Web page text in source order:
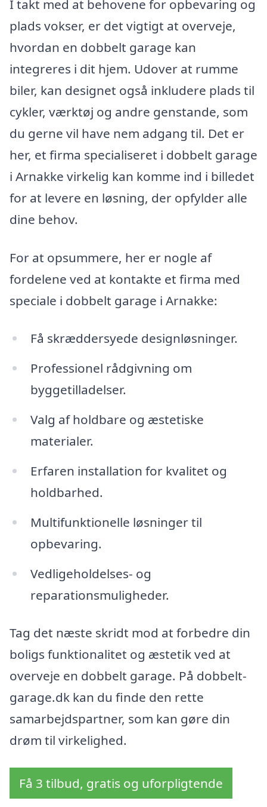
I takt med at behovene for opbevaring og
plads vokser, er det vigtigt at overveje,
hvordan en dobbelt garage kan
integreres i dit hjem. Udover at rumme
biler, kan designet også inkludere plads til
cykler, værktøj og andre genstande, som
du gerne vil have nem adgang til. Det er
her, et firma specialiseret i dobbelt garage
i Arnakke virkelig kan komme ind i billedet
for at levere en løsning, der opfylder alle
dine behov.
For at opsummere, her er nogle af
fordelene ved at kontakte et firma med
speciale i dobbelt garage i Arnakke:
Få skræddersyede designløsninger.
Professionel rådgivning om
byggetilladelser.
Valg af holdbare og æstetiske
materialer.
Erfaren installation for kvalitet og
holdbarhed.
Multifunktionelle løsninger til
opbevaring.
Vedligeholdelses- og
reparationsmuligheder.
Tag det næste skridt mod at forbedre din
boligs funktionalitet og æstetik ved at
overveje en dobbelt garage. På dobbelt-
garage.dk kan du finde den rette
samarbejdspartner, som kan gøre din
drøm til virkelighed.
Få 3 tilbud, gratis og uforpligtende